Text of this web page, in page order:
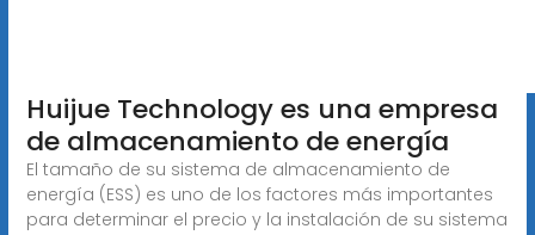
Huijue Technology es una empresa
de almacenamiento de energía
El tamaño de su sistema de almacenamiento de
energía (ESS) es uno de los factores más importantes
para determinar el precio y la instalación de su sistema